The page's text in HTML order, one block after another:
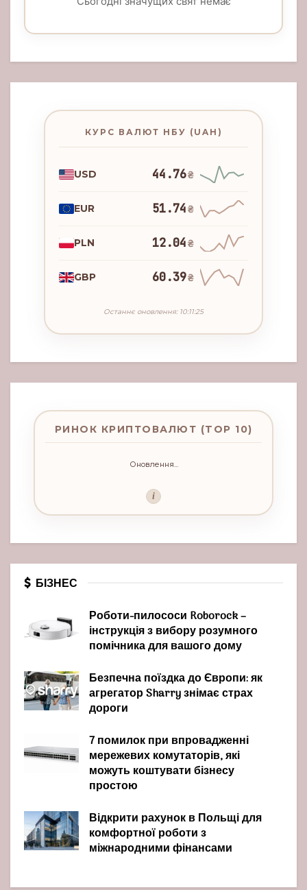
КУРС ВАЛЮТ НБУ (UAH)
USD 44.76₴
EUR 51.74₴
PLN 12.04₴
GBP 60.39₴
Останнє оновлення: 10:11:25
РИНОК КРИПТОВАЛЮТ (TOP 10)
Оновлення...
i
БІЗНЕС
Роботи-пилососи Roborock –
інструкція з вибору розумного
помічника для вашого дому
Безпечна поїздка до Європи: як
агрегатор Sharry знімає страх
дороги
7 помилок при впровадженні
мережевих комутаторів, які
можуть коштувати бізнесу
простою
Відкрити рахунок в Польщі для
комфортної роботи з
міжнародними фінансами